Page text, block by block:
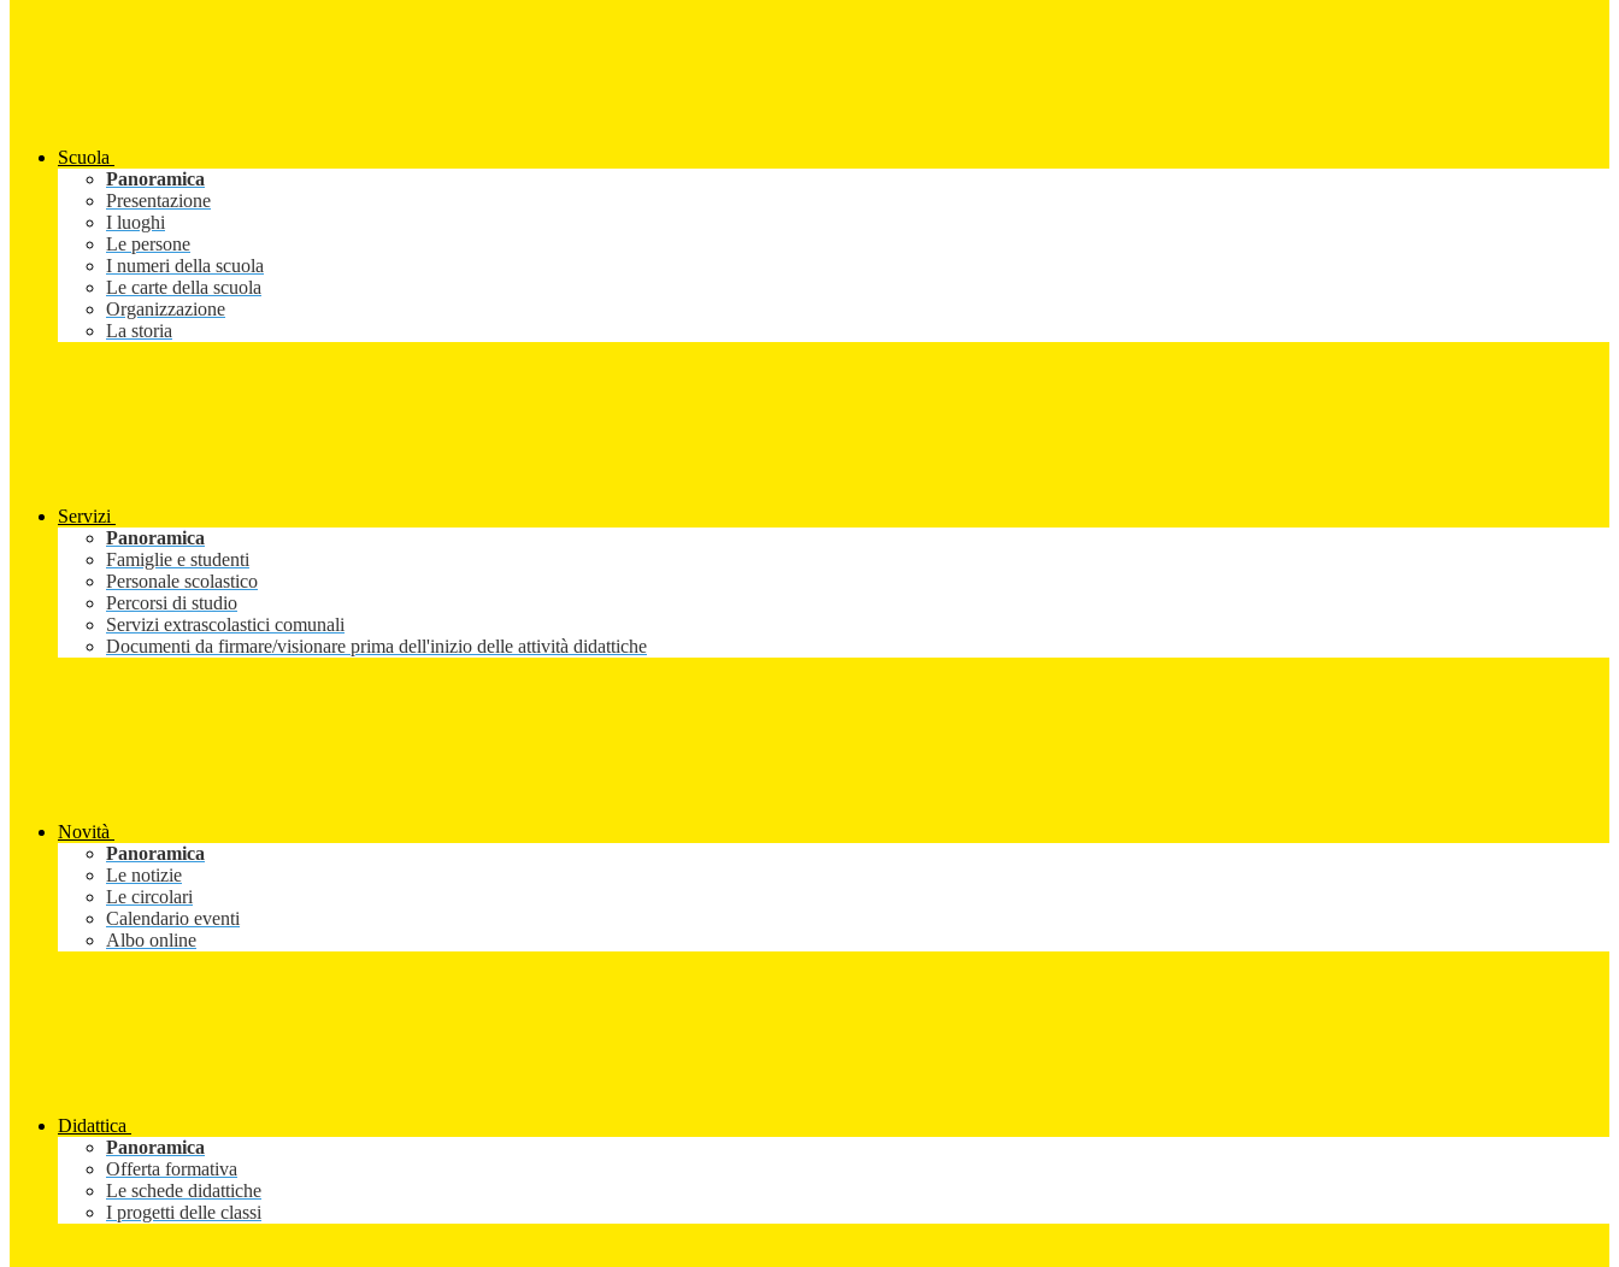
Scuola
Panoramica
Presentazione
I luoghi
Le persone
I numeri della scuola
Le carte della scuola
Organizzazione
La storia
Servizi
Panoramica
Famiglie e studenti
Personale scolastico
Percorsi di studio
Servizi extrascolastici comunali
Documenti da firmare/visionare prima dell'inizio delle attività didattiche
Novità
Panoramica
Le notizie
Le circolari
Calendario eventi
Albo online
Didattica
Panoramica
Offerta formativa
Le schede didattiche
I progetti delle classi